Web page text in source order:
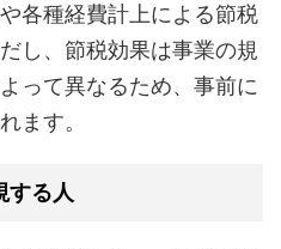
各種経費計上による節税
し、節税効果は事業の規
って異なるため、事前に
ます。
する人